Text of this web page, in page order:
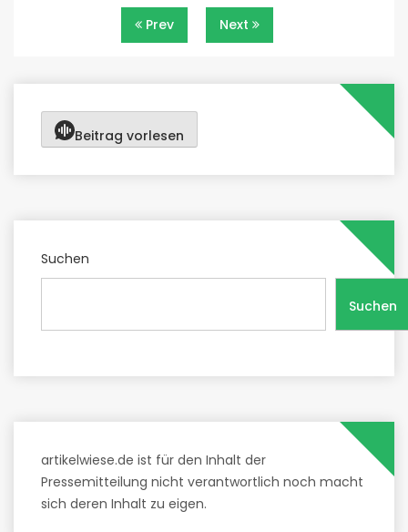
Beitragsnavigation
Prev Next
Beitrag vorlesen
Suchen
Suchen
artikelwiese.de ist für den Inhalt der
Pressemitteilung nicht verantwortlich noch macht
sich deren Inhalt zu eigen.